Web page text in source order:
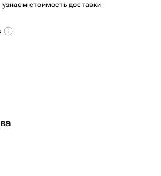
стоимость доставки